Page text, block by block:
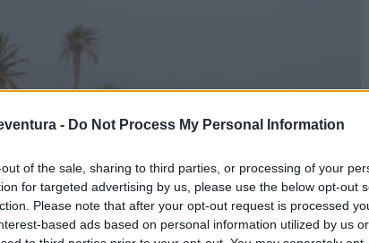
- Do Not Process My Personal Information
of the sale, sharing to third parties, or processing of your
for targeted advertising by us, please use the below opt-out
Please note that after your opt-out request is processed
based ads based on personal information utilized by us